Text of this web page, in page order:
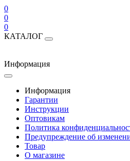
0
0
0
КАТАЛОГ
Информация
Информация
Гарантии
Инструкции
Оптовикам
Политика
Предупреждение об
Товар
О магазине